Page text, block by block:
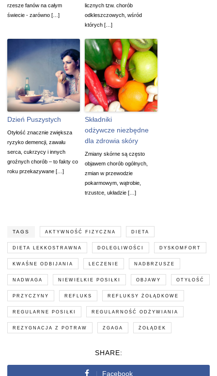
rzesze fanów na całym
świecie - zarówno […]
licznych tzw. chorób
odkleszczowych, wśród
których […]
Dzień Puszystych
Otyłość znacznie zwiększa
ryzyko demencji, zawału
serca, cukrzycy i innych
groźnych chorób – to fakty co
roku przekazywane […]
Składniki
odżywcze niezbędne
dla zdrowia skóry
Zmiany skórne są często
objawem chorób ogólnych,
zmian w przewodzie
pokarmowym, wątrobie,
trzustce, układzie […]
TAGS AKTYWNOŚĆ FIZYCZNA DIETA
DIETA LEKKOSTRAWNA DOLEGLIWOŚCI DYSKOMFORT
KWAŚNE ODBIJANIA LECZENIE NADBRZUSZE
NADWAGA NIEWIELKIE POSIŁKI OBJAWY OTYŁOŚĆ
PRZYCZYNY REFLUKS REFLUKSY ŻOŁĄDKOWE
REGULARNE POSIŁKI REGULARNOŚĆ ODŻYWIANIA
REZYGNACJA Z POTRAW ZGAGA ŻOŁĄDEK
SHARE:
Facebook